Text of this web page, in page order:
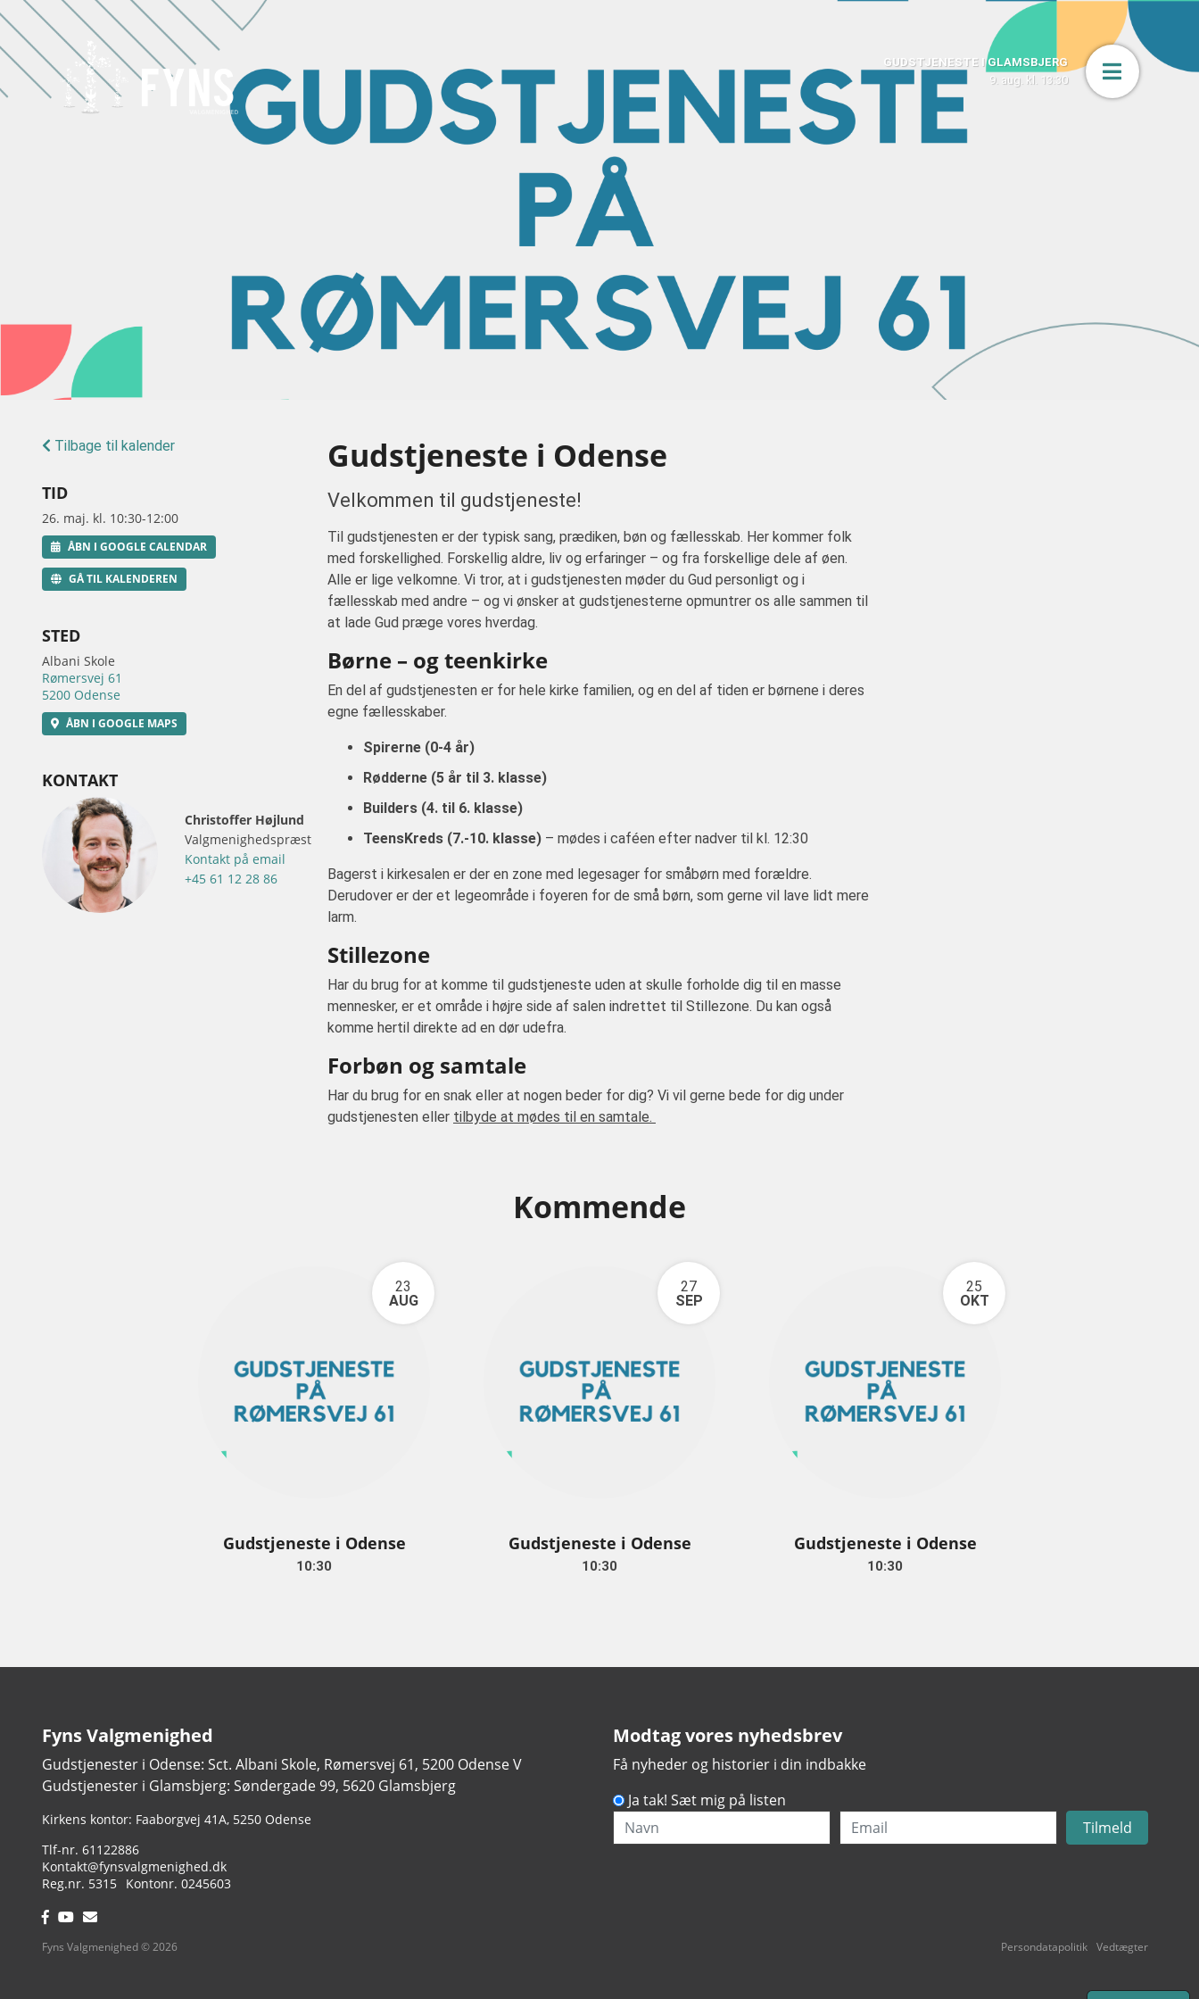
GUDSTJENESTE I GLAMSBJERG
9. aug. kl. 13:30
Åbn
Tilbage til kalender
TID
26. maj. kl. 10:30-12:00
ÅBN I GOOGLE CALENDAR
GÅ TIL KALENDEREN
STED
Albani Skole
Rømersvej 61
5200 Odense
ÅBN I GOOGLE MAPS
KONTAKT
Christoffer Højlund
Valgmenighedspræst
Kontakt på email
+45 61 12 28 86
Gudstjeneste i Odense
Velkommen til gudstjeneste!
Til gudstjenesten er der typisk sang, prædiken, bøn og fællesskab. Her kommer folk
med forskellighed. Forskellig aldre, liv og erfaringer – og fra forskellige dele af øen.
Alle er lige velkomne. Vi tror, at i gudstjenesten møder du Gud personligt og i
fællesskab med andre – og vi ønsker at gudstjenesterne opmuntrer os alle sammen til
at lade Gud præge vores hverdag.
Børne – og teenkirke
En del af gudstjenesten er for hele kirke familien, og en del af tiden er børnene i deres
egne fællesskaber.
Spirerne (0-4 år)
Rødderne (5 år til 3. klasse)
Builders (4. til 6. klasse)
TeensKreds (7.-10. klasse) – mødes i caféen efter nadver til kl. 12:30
Bagerst i kirkesalen er der en zone med legesager for småbørn med forældre.
Derudover er der et legeområde i foyeren for de små børn, som gerne vil lave lidt mere
larm.
Stillezone
Har du brug for at komme til gudstjeneste uden at skulle forholde dig til en masse
mennesker, er et område i højre side af salen indrettet til Stillezone. Du kan også
komme hertil direkte ad en dør udefra.
Forbøn og samtale
Har du brug for en snak eller at nogen beder for dig? Vi vil gerne bede for dig under
gudstjenesten eller tilbyde at mødes til en samtale.
Kommende
23
AUG
Gudstjeneste i Odense
10:30
27
SEP
Gudstjeneste i Odense
10:30
25
OKT
Gudstjeneste i Odense
10:30
Fyns Valgmenighed
Gudstjenester i Odense: Sct. Albani Skole, Rømersvej 61, 5200 Odense V
Gudstjenester i Glamsbjerg: Søndergade 99, 5620 Glamsbjerg
Adresse:
Kirkens kontor: Faaborgvej 41A 5250 Odense
Tlf.:
61122886
Email:
Kontakt@fynsvalgmenighed.dk
Reg.nr.:
5315 Kontonummer:
0245603
Facebook:
YouTube:
Email:
Modtag vores nyhedsbrev
Få nyheder og historier i din indbakke
Ja tak! Sæt mig på listen
Navn
Email
Tilmeld
Fyns Valgmenighed © 2026 Persondatapolitik Vedtægter